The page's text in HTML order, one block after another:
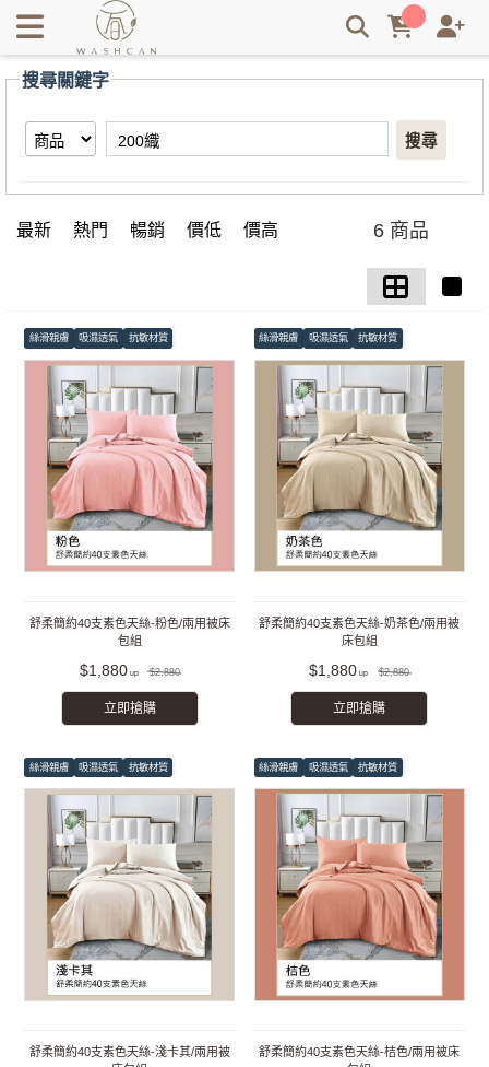
【200織】搜尋結果 | Washcan瓦士肯
搜尋關鍵字
搜尋
最新 熱門 暢銷 價低 價高 6 商品
絲滑親膚 吸濕透氣 抗敏材質
舒柔簡約40支素色天絲-粉色/兩用被床
包組
$1,880 $2,880
立即搶購
絲滑親膚 吸濕透氣 抗敏材質
舒柔簡約40支素色天絲-奶茶色/兩用被
床包組
$1,880 $2,880
立即搶購
絲滑親膚 吸濕透氣 抗敏材質
舒柔簡約40支素色天絲-淺卡其/兩用被
絲滑親膚 吸濕透氣 抗敏材質
舒柔簡約40支素色天絲-桔色/兩用被床